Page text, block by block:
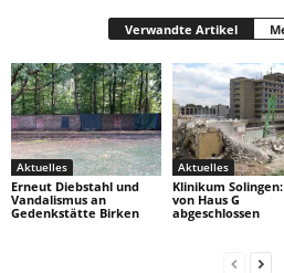
Verwandte Artikel
Aktuelles
Erneut Diebstahl und
Vandalismus an
Gedenkstätte Birken
Aktuelles
Klinikum
von Haus G
abgeschlossen